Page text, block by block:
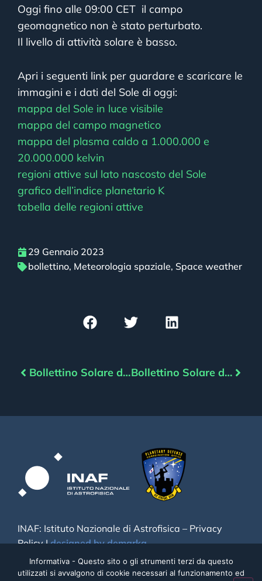
Oggi fino alle 09:00 CET il campo
geomagnetico non è stato perturbato.
Il livello di attività solare è basso.
Apri i seguenti link per guardare e scaricare le
immagini e i dati del Sole di oggi:
mappa del Sole in luce visibile
mappa del campo magnetico
mappa del plasma caldo a 1.000.000 e
20.000.000 kelvin
regioni attive sul lato nascosto del Sole
grafico dell’indice planetario K
tabella delle regioni attive
29 Gennaio 2023
bollettino, Meteorologia spaziale, Space weather
Bollettino Solare del 28/01/2023 Bollettino Solare del 30/01/2023
INAF: Istituto Nazionale di Astrofisica – Privacy
Policy|designed by demarka
Informativa - Questo sito o gli strumenti terzi da questo
utilizzati si avvalgono di cookie necessari al funzionamento ed